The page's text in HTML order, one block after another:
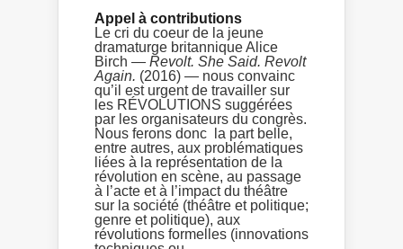
Appel à contributions
Le cri du coeur de la jeune
dramaturge britannique Alice
Birch — Revolt. She Said. Revolt
Again. (2016) — nous convainc
qu’il est urgent de travailler sur
les RÉVOLUTIONS suggérées
par les organisateurs du congrès.
Nous ferons donc la part belle,
entre autres, aux problématiques
liées à la représentation de la
révolution en scène, au passage
à l’acte et à l’impact du théâtre
sur la société (théâtre et politique;
genre et politique), aux
révolutions formelles (innovations